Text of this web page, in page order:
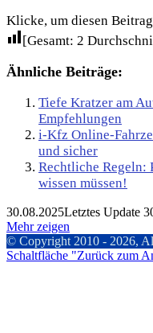
Klicke, um diesen
[Gesamt: 2
Ähnliche Beiträge:
Tiefe Kratzer am
Empfehlungen
i-Kfz Online-
und sicher
Rechtliche Regeln:
wissen müssen!
30.08.2025Letztes Update
Mehr zeigen
© Copyright 2010 - 2026,
Schaltfläche "Zurück zum